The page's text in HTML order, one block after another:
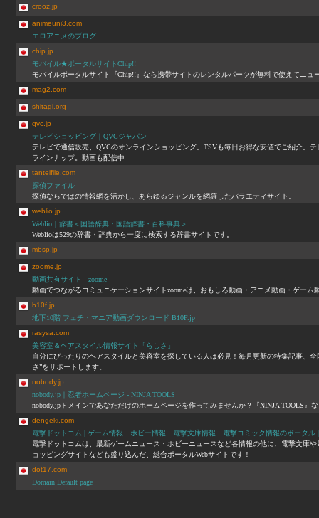
crooz.jp
animeuni3.com
エロアニメのブログ
chip.jp
モバイル★ポータルサイトChip!!
モバイルポータルサイト『Chip!!』なら携帯サイトのレンタルパーツが無料で使えてニ
mag2.com
shitagi.org
qvc.jp
テレビショッピング｜QVCジャパン
テレビで通信販売、QVCのオンラインショッピング。TSVも毎日お得な安値でご紹介。
ラインナップ。動画も配信中
tanteifile.com
探偵ファイル
探偵ならではの情報網を活かし、あらゆるジャンルを網羅したバラエティサイト。
weblio.jp
Weblio｜辞書＜国語辞典・国語辞書・百科事典＞
Weblioは529の辞書・辞典から一度に検索する辞書サイトです。
mbsp.jp
zoome.jp
動画共有サイト - zoome
動画でつながるコミュニケーションサイトzoomeは、おもしろ動画・アニメ動画・ゲー
b10f.jp
地下10階 フェチ・マニア動画ダウンロード B10F.jp
rasysa.com
美容室＆ヘアスタイル情報サイト「らしさ」
自分にぴったりのヘアスタイルと美容室を探している人は必見！毎月更新の特集記事、
さ”をサポートします。
nobody.jp
nobody.jp｜忍者ホームページ - NINJA TOOLS
nobody.jpドメインであなただけのホームページを作ってみませんか？『NINJA TOOLS
dengeki.com
電撃ドットコム | ゲーム情報 ホビー情報 電撃文庫情報 電撃コミック情報のポータル |
電撃ドットコムは、最新ゲームニュース・ホビーニュースなど各情報の他に、電撃文
ョッピングサイトなども盛り込んだ、総合ポータルWebサイトです！
dot17.com
Domain Default page